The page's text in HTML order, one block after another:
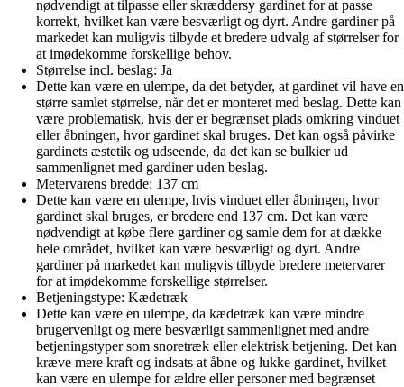
nødvendigt at tilpasse eller skræddersy gardinet for at passe
korrekt, hvilket kan være besværligt og dyrt. Andre gardiner på
markedet kan muligvis tilbyde et bredere udvalg af størrelser for
at imødekomme forskellige behov.
Størrelse incl. beslag: Ja
Dette kan være en ulempe, da det betyder, at gardinet vil have en
større samlet størrelse, når det er monteret med beslag. Dette kan
være problematisk, hvis der er begrænset plads omkring vinduet
eller åbningen, hvor gardinet skal bruges. Det kan også påvirke
gardinets æstetik og udseende, da det kan se bulkier ud
sammenlignet med gardiner uden beslag.
Metervarens bredde: 137 cm
Dette kan være en ulempe, hvis vinduet eller åbningen, hvor
gardinet skal bruges, er bredere end 137 cm. Det kan være
nødvendigt at købe flere gardiner og samle dem for at dække
hele området, hvilket kan være besværligt og dyrt. Andre
gardiner på markedet kan muligvis tilbyde bredere metervarer
for at imødekomme forskellige størrelser.
Betjeningstype: Kædetræk
Dette kan være en ulempe, da kædetræk kan være mindre
brugervenligt og mere besværligt sammenlignet med andre
betjeningstyper som snoretræk eller elektrisk betjening. Det kan
kræve mere kraft og indsats at åbne og lukke gardinet, hvilket
kan være en ulempe for ældre eller personer med begrænset